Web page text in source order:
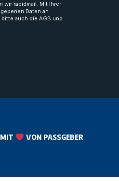
wir rapidmail. Mit Ihrer
Daten an
auch die AGB und
VON PASSGEBER